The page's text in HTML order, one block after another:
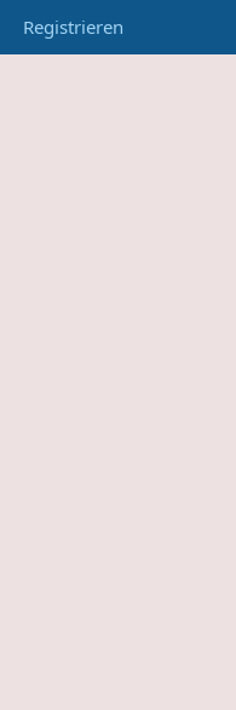
Registrieren